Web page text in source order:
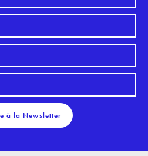
à la Newsletter